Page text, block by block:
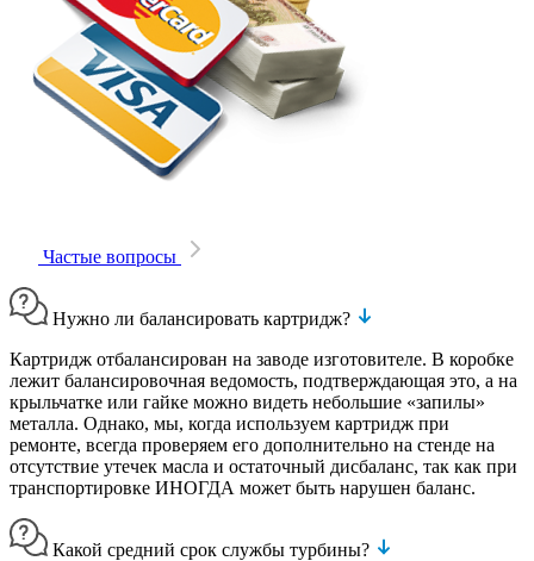
Частые вопросы
Нужно ли балансировать картридж?
Картридж отбалансирован на заводе изготовителе. В коробке
лежит балансировочная ведомость, подтверждающая это, а на
крыльчатке или гайке можно видеть небольшие «запилы»
металла. Однако, мы, когда используем картридж при
ремонте, всегда проверяем его дополнительно на стенде на
отсутствие утечек масла и остаточный дисбаланс, так как при
транспортировке ИНОГДА может быть нарушен баланс.
Какой средний срок службы турбины?